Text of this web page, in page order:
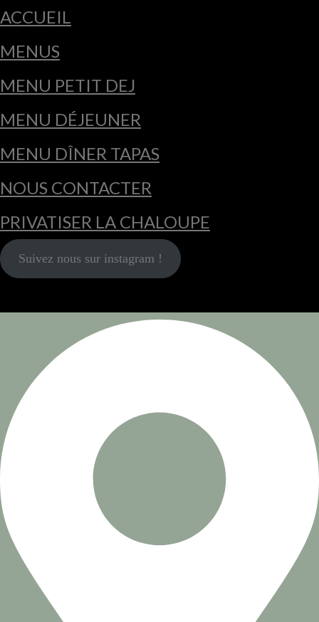
ACCUEIL
MENUS
MENU PETIT DEJ
MENU DÉJEUNER
MENU DÎNER TAPAS
NOUS CONTACTER
PRIVATISER LA CHALOUPE
Suivez nous sur instagram !